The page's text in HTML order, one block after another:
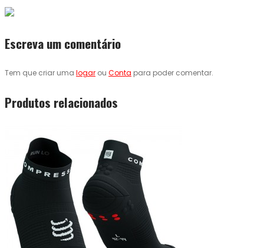
Escreva um comentário
Tem que criar uma logar ou Conta para poder comentar.
Produtos relacionados